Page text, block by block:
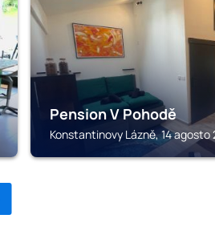
Pension V Pohodě
Konstantinovy Lázně, 14